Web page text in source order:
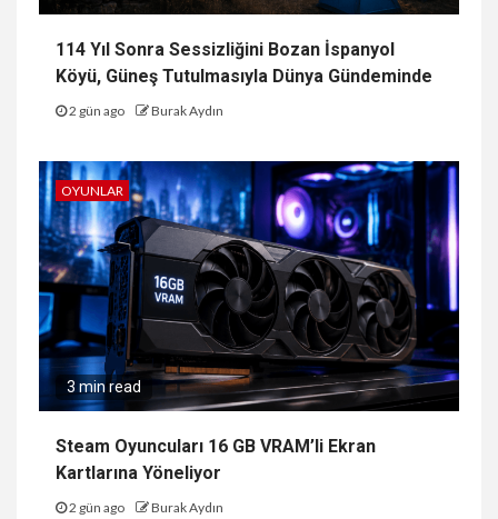
114 Yıl Sonra Sessizliğini Bozan İspanyol
Köyü, Güneş Tutulmasıyla Dünya Gündeminde
2 gün ago Burak Aydın
OYUNLAR
3 min read
Steam Oyuncuları 16 GB VRAM’li Ekran
Kartlarına Yöneliyor
2 gün ago Burak Aydın